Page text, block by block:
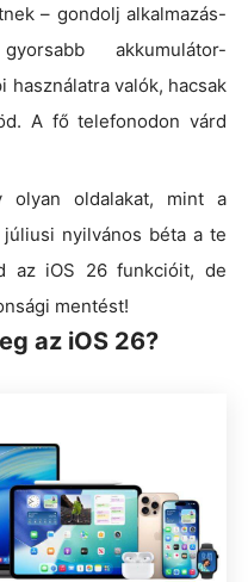
– gondolj alkalmazás-
akkumulátor-
használatra valók, hacsak
A fő telefonodon várd
olyan oldalakat, mint a
nyilvános béta a te
az iOS 26 funkcióit, de
mentést!
az iOS 26?